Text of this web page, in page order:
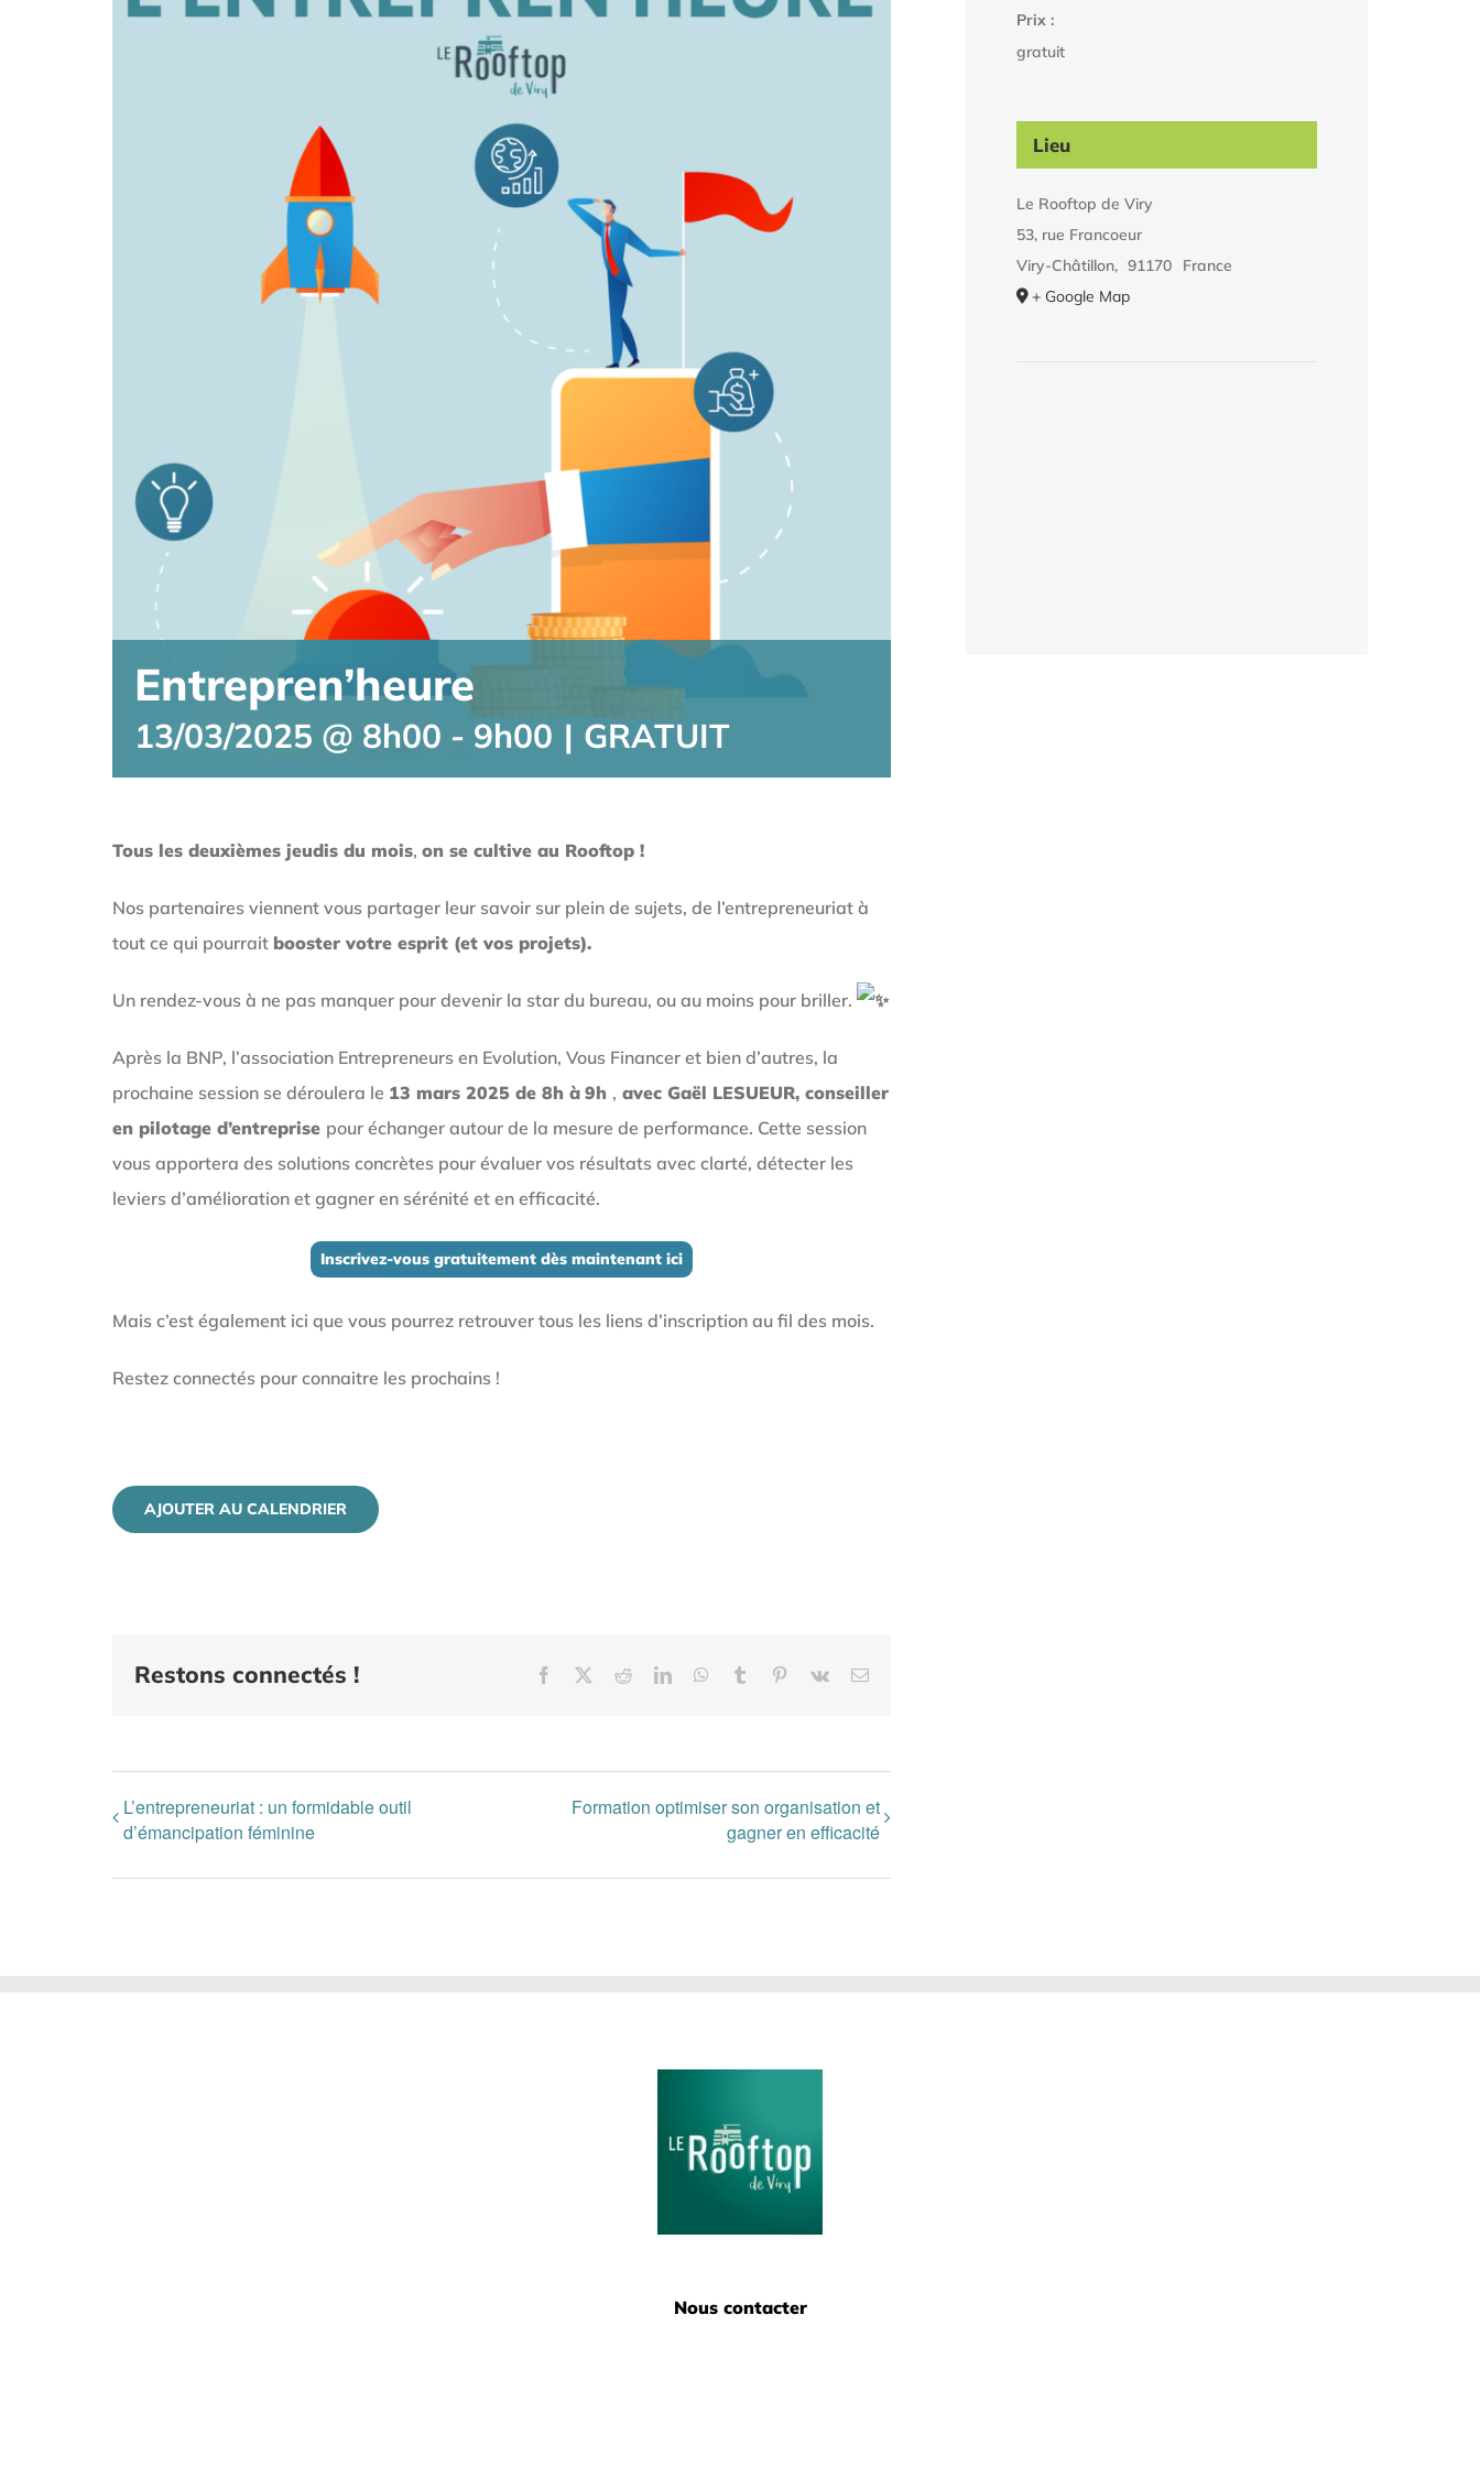
Entrepren’heure
13/03/2025 @ 8h00 - 9h00 | GRATUIT
Tous les deuxièmes jeudis du mois, on se cultive au Rooftop !
Nos partenaires viennent vous partager leur savoir sur plein de sujets, de l’entrepreneuriat à
tout ce qui pourrait booster votre esprit (et vos projets).
Un rendez-vous à ne pas manquer pour devenir la star du bureau, ou au moins pour briller.
Après la BNP, l’association Entrepreneurs en Evolution, Vous Financer et bien d’autres, la
prochaine session se déroulera le 13 mars 2025 de 8h à 9h , avec Gaël LESUEUR, conseiller
en pilotage d’entreprise pour échanger autour de la mesure de performance. Cette session
vous apportera des solutions concrètes pour évaluer vos résultats avec clarté, détecter les
leviers d’amélioration et gagner en sérénité et en efficacité.
Inscrivez-vous gratuitement dès maintenant ici
Mais c’est également ici que vous pourrez retrouver tous les liens d’inscription au fil des mois.
Restez connectés pour connaitre les prochains !
AJOUTER AU CALENDRIER
Restons connectés ! Facebook RedditLinkedInWhatsApp
Tumblr Pinterest
Vk Email
L’entrepreneuriat : un formidable outil
d’émancipation féminine
Formation optimiser son organisation et
gagner en efficacité
Prix :
gratuit
Lieu
Le Rooftop de Viry
53, rue Francoeur
Viry-Châtillon, 91170
France
+ Google Map
Nous contacter